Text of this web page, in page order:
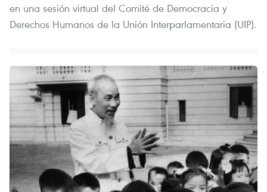
en una sesión virtual del Comité de Democracia y
Derechos Humanos de la Unión Interparlamentaria (UIP).